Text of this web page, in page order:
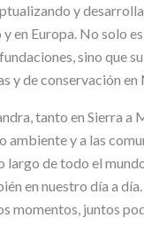
y
en Europa. No solo
sino que
y de conservación en
tanto en Sierra a
y a las
largo de todo el
en nuestro día a
momentos, juntos